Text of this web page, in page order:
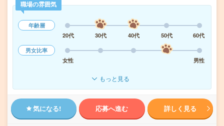
職場の雰囲気
年齢層
20代
30代 40代 50代
60代
男女比率
女性
男性
もっと見る
気になる! 応募へ進む 詳しく見る